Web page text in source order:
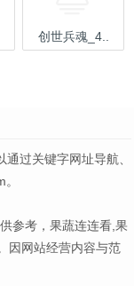
创世兵魂_4..
过关键字网址导航、
参考，果蔬连连看,果
因网站经营内容与范